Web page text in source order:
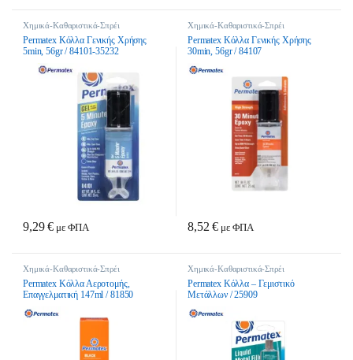
Χημικά-Καθαριστικά-Σπρέι
Permatex Κόλλα Γενικής Χρήσης
5min, 56gr / 84101-35232
9,29€ με ΦΠΑ
Χημικά-Καθαριστικά-Σπρέι
Permatex Κόλλα Γενικής Χρήσης
30min, 56gr / 84107
8,52€ με ΦΠΑ
Χημικά-Καθαριστικά-Σπρέι
Permatex Κόλλα Αεροτομής,
Επαγγελματική 147ml / 81850
Χημικά-Καθαριστικά-Σπρέι
Permatex Κόλλα – Γεμιστικό
Μετάλλων / 25909